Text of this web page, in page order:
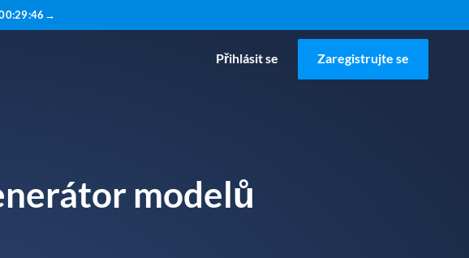
:29:45 →
Přihlásit se Zaregistrujte se
modelů